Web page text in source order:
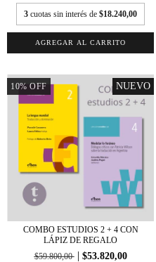
3 cuotas sin interés de $18.240,00
10% OFF NUEVO
COMBO ESTUDIOS 2 + 4 CON
LÁPIZ DE REGALO
$59.800,00
$53.820,00